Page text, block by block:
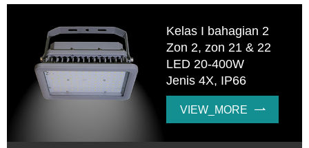
Kelas I bahagian 2
Zon 2, zon 21 & 22
LED 20-400W
Jenis 4X, IP66
VIEW_MORE 